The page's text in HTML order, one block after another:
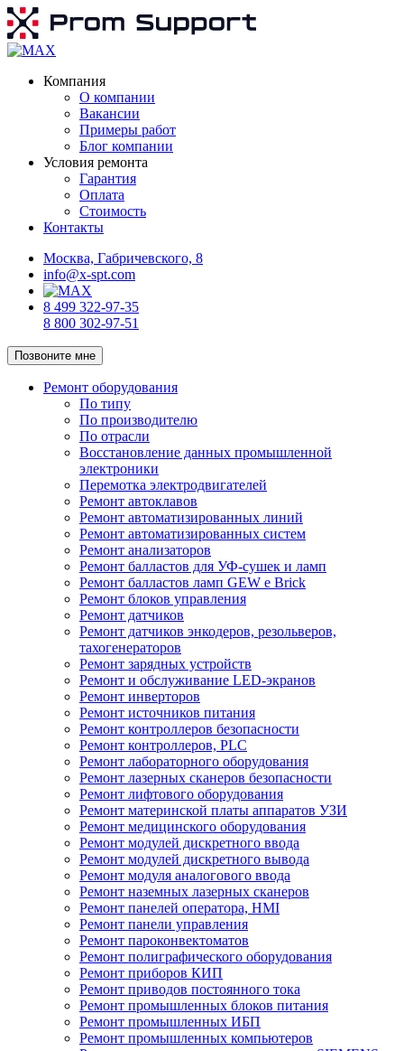
Компания
О компании
Вакансии
Примеры работ
Блог компании
Условия ремонта
Гарантия
Оплата
Стоимость
Контакты
Москва, Габричевского, 8
info@x-spt.com
8 499 322-97-35
8 800 302-97-51
Позвоните мне
Ремонт оборудования
По типу
По производителю
По отрасли
Восстановление данных промышленной
электроники
Перемотка электродвигателей
Ремонт автоклавов
Ремонт автоматизированных линий
Ремонт автоматизированных систем
Ремонт анализаторов
Ремонт балластов для УФ-сушек и ламп
Ремонт балластов ламп GEW e Brick
Ремонт блоков управления
Ремонт датчиков
Ремонт датчиков энкодеров, резольверов,
тахогенераторов
Ремонт зарядных устройств
Ремонт и обслуживание LED-экранов
Ремонт инверторов
Ремонт источников питания
Ремонт контроллеров безопасности
Ремонт контроллеров, PLC
Ремонт лабораторного оборудования
Ремонт лазерных сканеров безопасности
Ремонт лифтового оборудования
Ремонт материнской платы аппаратов УЗИ
Ремонт медицинского оборудования
Ремонт модулей дискретного ввода
Ремонт модулей дискретного вывода
Ремонт модуля аналогового ввода
Ремонт наземных лазерных сканеров
Ремонт панелей оператора, HMI
Ремонт панели управления
Ремонт пароконвектоматов
Ремонт полиграфического оборудования
Ремонт приборов КИП
Ремонт приводов постоянного тока
Ремонт промышленных блоков питания
Ремонт промышленных ИБП
Ремонт промышленных компьютеров